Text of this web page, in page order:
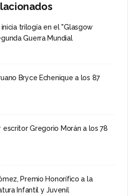
inicia trilogía en el "Glasgow
Guerra Mundial
Bryce Echenique a los 87
Gregorio Morán a los 78
Premio Honorífico a la
Infantil y Juvenil